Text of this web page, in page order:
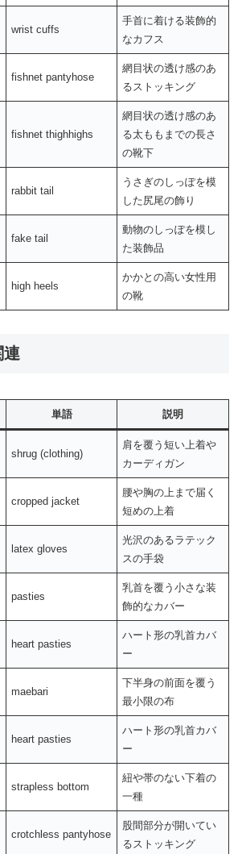
wrist cuffs
手首に着ける装飾的
なカフス
fishnet pantyhose
網目状の透け感のあ
るストッキング
fishnet thighhighs
網目状の透け感のあ
る太ももまでの長さ
の靴下
rabbit tail
うさぎのしっぽを模
した尻尾の飾り
fake tail
動物のしっぽを模し
た装飾品
high heels
かかとの高い女性用
の靴
単語 説明
shrug (clothing)
肩を覆う短い上着や
カーディガン
cropped jacket
腰や胸の上まで届く
短めの上着
latex gloves
光沢のあるラテック
スの手袋
pasties
乳首を覆う小さな装
飾的なカバー
heart pasties
ハート形の乳首カバ
ー
maebari
下半身の前面を覆う
最小限の布
heart pasties
ハート形の乳首カバ
ー
strapless bottom
紐や帯のない下着の
一種
crotchless pantyhose
股間部分が開いてい
るストッキング